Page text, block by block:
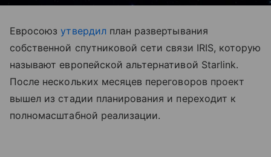
Евросоюзутвердилплан развертывания
собственной спутниковой сети связи IRIS, которую
называют европейской альтернативой Starlink.
После нескольких месяцев переговоров проект
вышел из стадии планирования и переходит к
полномасштабной реализации.